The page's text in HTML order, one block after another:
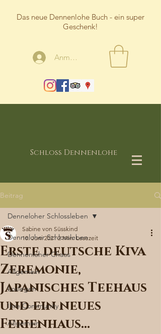
Das neue Dennenlohe Buch - ein super
Geschenk!
Anmelden
Schloss Dennenlohe
Beitrag
Denneloher Schlossleben
Dennenloher Chaos
Allgemein
Loslegen
Ihre Community
Allgemein
Denneloher Schlossleben
Erste deutsche Kiva
Zeremonie,
Japanisches Teehaus
und ein neues
Ferienhaus…
Sabine von Süsskind
10. Juni 2021 2 Min. Lesezeit